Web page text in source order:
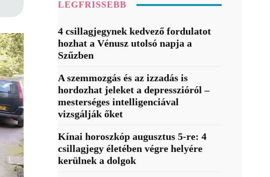
LEGFRISSEBB
4 csillagjegynek kedvező fordulatot
hozhat a Vénusz utolsó napja a
Szűzben
A szemmozgás és az izzadás is
hordozhat jeleket a depresszióról –
mesterséges intelligenciával
vizsgálják őket
Kínai horoszkóp augusztus 5-re: 4
csillagjegy életében végre helyére
kerülnek a dolgok